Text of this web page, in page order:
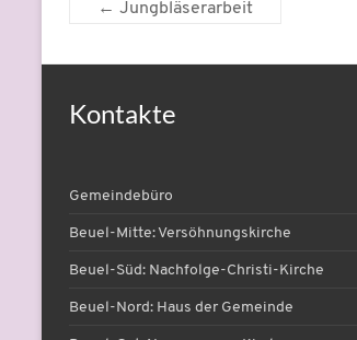
← Jungbläserarbeit
Kontakte
Gemeindebüro
Beuel-Mitte: Versöhnungskirche
Beuel-Süd: Nachfolge-Christi-Kirche
Beuel-Nord: Haus der Gemeinde